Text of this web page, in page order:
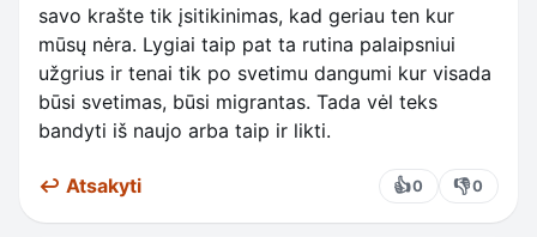
savo krašte tik įsitikinimas, kad geriau ten kur
mūsų nėra. Lygiai taip pat ta rutina palaipsniui
užgrius ir tenai tik po svetimu dangumi kur visada
būsi svetimas, būsi migrantas. Tada vėl teks
bandyti iš naujo arba taip ir likti.
↩ Atsakyti 👍0 👎0